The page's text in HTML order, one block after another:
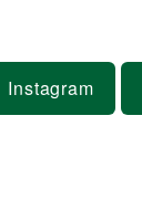
Instagram